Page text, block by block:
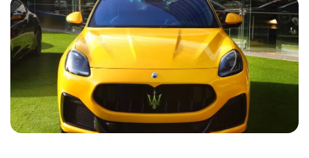
abbattendo i sedili posteriori. Lo stile rispecchia al meglio
l’identità Maserati: la calandra ovale con il logo
Tridente, le tre prese d’aria laterali sui parafanghi
posteriori e i fari LED sottili sono elementi distintivi. Le
ruote variano da 19” a 21”, a seconda della versione,
restituendo subito l’idea di un’estetica sportiva ma
raffinata. Le Maserati Grecale dimensioni la rendono
ideale sia per la città che per lunghi viaggi, bilanciando
compattezza e spazio.